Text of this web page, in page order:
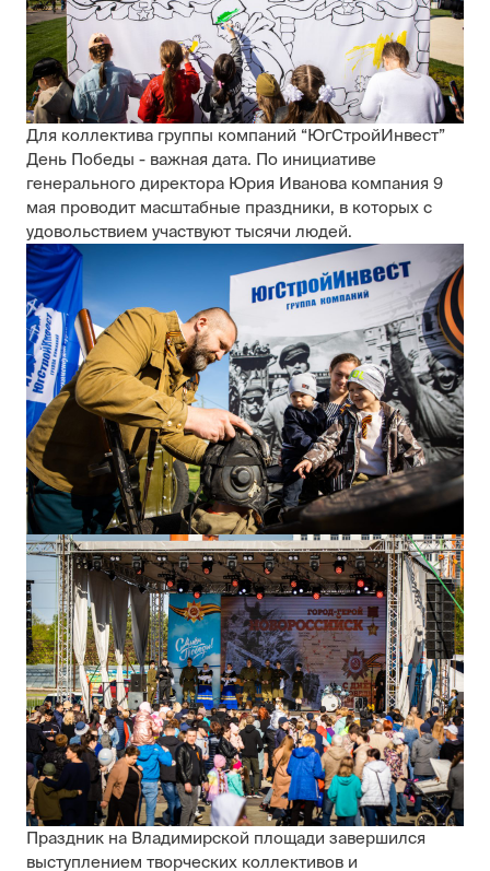
Для коллектива группы компаний “ЮгСтройИнвест”
День Победы - важная дата. По инициативе
генерального директора Юрия Иванова компания 9
мая проводит масштабные праздники, в которых с
удовольствием участвуют тысячи людей.
Праздник на Владимирской площади завершился
выступлением творческих коллективов и